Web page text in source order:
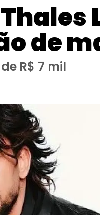
de
R$ 7 mil